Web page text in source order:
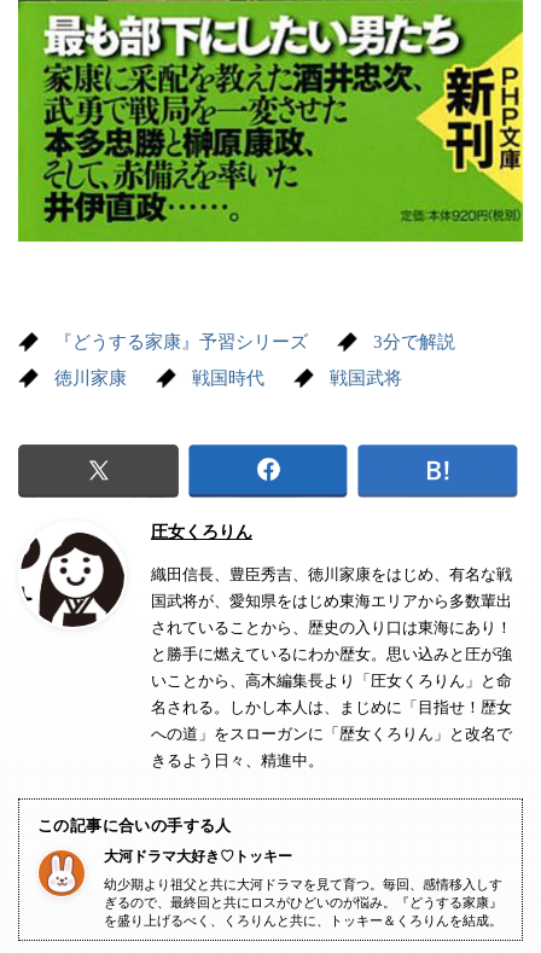
『どうする家康』予習シリーズ
3分で解説
徳川家康
戦国時代 戦国武将
圧女くろりん
織田信長、豊臣秀吉、徳川家康をはじめ、有名な戦
国武将が、愛知県をはじめ東海エリアから多数輩出
されていることから、歴史の入り口は東海にあり！
と勝手に燃えているにわか歴女。思い込みと圧が強
いことから、高木編集長より「圧女くろりん」と命
名される。しかし本人は、まじめに「目指せ！歴女
への道」をスローガンに「歴女くろりん」と改名で
きるよう日々、精進中。
この記事に合いの手する人
大河ドラマ大好き♡トッキー
幼少期より祖父と共に大河ドラマを見て育つ。毎回、感情移入しす
ぎるので、最終回と共にロスがひどいのが悩み。『どうする家康』
を盛り上げるべく、くろりんと共に、トッキー＆くろりんを結成。